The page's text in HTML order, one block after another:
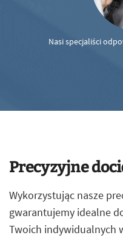
Nasi specjaliści
Precyzyjne
Wykorzystując nasze
gwarantujemy idealne
Twoich indywidualnych